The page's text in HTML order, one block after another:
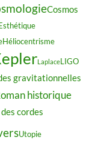
Cosmos
Héliocentrisme
LaplaceLIGO
gravitationnelles
historique
cordes
Utopie